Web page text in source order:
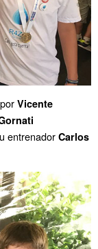
Vicente
entrenador Carlos